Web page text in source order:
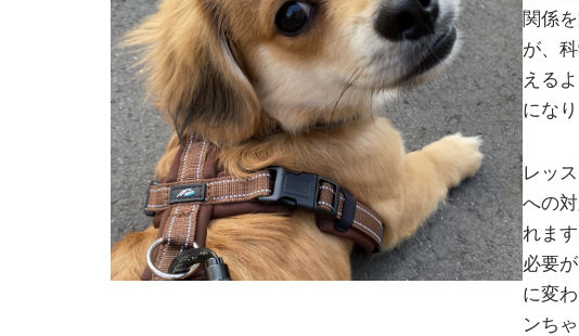
関係
が、
える
になり
レッ
への
れま
必要
に変
ンち